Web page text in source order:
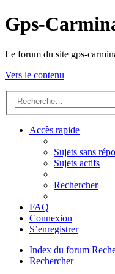
Gps-
Le forum du site gps-
Vers le contenu
Accès rapide
Sujets sans
Sujets actifs
Rechercher
FAQ
Connexion
S’enregistrer
Index du forum
Rechercher